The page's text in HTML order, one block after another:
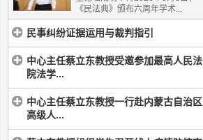
《民法典》颁布六周年学术...
民事纠纷证据运用与裁判指引
中心主任蔡立东教授受邀参加最高人民法
院法学...
中心主任蔡立东教授一行赴内蒙古自治区
高级人...